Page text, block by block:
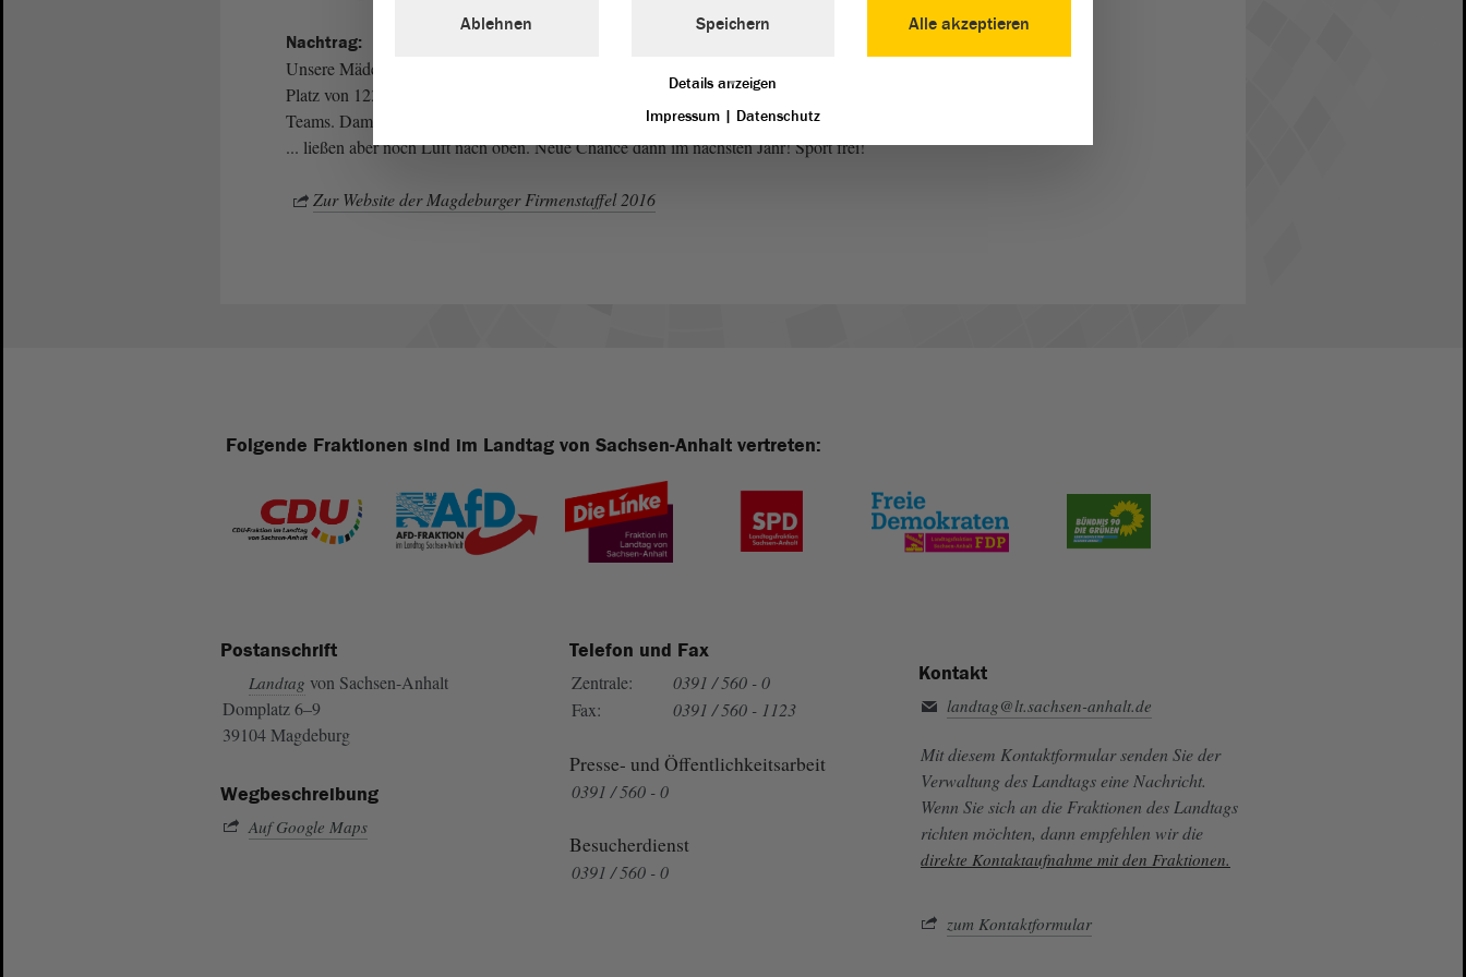
Nachtrag:
Unsere Mädels und Jungs haben sich wacker geschlagen! Die Damen holten den 40.
Platz von 123 gestarteten Teams, die Herren sicherten den 294. Rang von insgesamt 394
Teams. Damit konnten sich beide Frau-/Mannschaften gut von ihren Verfolgern absetzen
... ließen aber noch Luft nach oben. Neue Chance dann im nächsten Jahr! Sport frei!
Zur Website der Magdeburger Firmenstaffel 2016
Folgende Fraktionen sind im Landtag von Sachsen-Anhalt vertreten:
Postanschrift
Landtag von Sachsen-Anhalt
Domplatz 6–9
39104 Magdeburg
Wegbeschreibung
Auf Google Maps
Telefon und Fax
Zentrale:
0391 / 560 - 0
Fax:
0391 / 560 - 1123
Presse- und Öffentlichkeitsarbeit
0391 / 560 - 0
Besucherdienst
0391 / 560 - 0
Kontakt
landtag@lt.sachsen-anhalt.de
Mit diesem Kontaktformular senden Sie der
Verwaltung des Landtags eine Nachricht.
Wenn Sie sich an die Fraktionen des Landtags
richten möchten, dann empfehlen wir die
direkte Kontaktaufnahme mit den Fraktionen.
zum Kontaktformular
Alle akzeptieren
Ablehnen Speichern
Details anzeigen
Impressum | Datenschutz